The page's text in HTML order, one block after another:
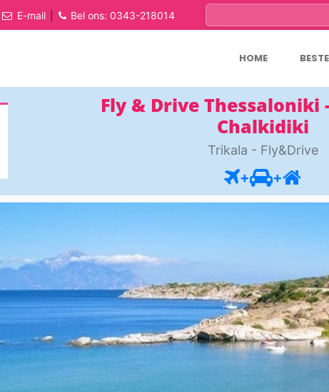
E-mail Bel ons: 0343-218014
HOME
Fly & Drive Thessaloniki
Chalkidiki
Trikala - Fly&Drive
+ +